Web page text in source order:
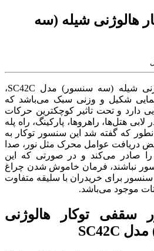
هالوژنی شیله (سه
سنسور سقفی توکار هالوژنی شیله (سه سنسور) مدل SC42C،
شکیل و وزنی سبک می‌باشد که
دارد و تحت تاثیر کوچکترین حرکات
هتل‌ها، راهرو‌ها، پارکینگ، راه پله
که گفته شد این سنسور توکار به
دریافت عوامل محرک مثل نور، صدا
صادر می‌کند و در صورتی که این
نباشند، فرمان خاموش شدن چراغ
برای خریدران با سلیقه متفاوت
موجود می‌باشد.
توکار هالوژنی
مدل